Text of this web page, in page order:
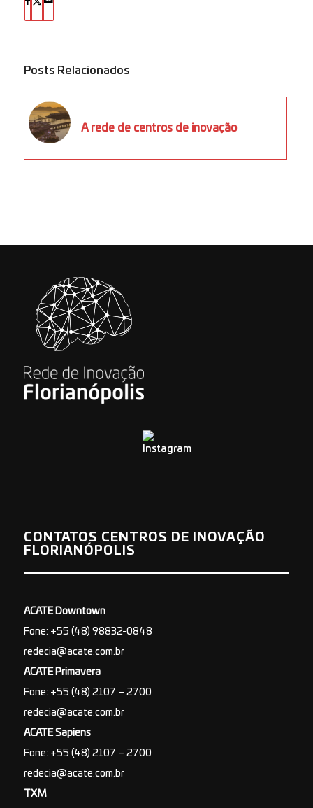
Posts Relacionados
A rede de centros de inovação
CONTATOS CENTROS DE INOVAÇÃO
FLORIANÓPOLIS
ACATE Downtown
Fone: +55 (48) 98832-0848
redecia@acate.com.br
ACATE Primavera
Fone: +55 (48) 2107 – 2700
redecia@acate.com.br
ACATE Sapiens
Fone: +55 (48) 2107 – 2700
redecia@acate.com.br
TXM